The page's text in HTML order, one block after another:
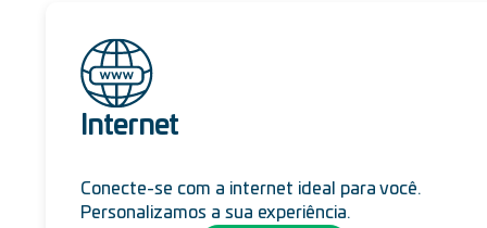
Internet
Conecte-se com a internet ideal para você.
Personalizamos a sua experiência.